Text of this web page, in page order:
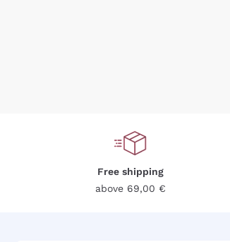
Free shipping
above 69,00 €